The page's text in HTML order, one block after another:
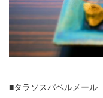
■タラソスパベルメール